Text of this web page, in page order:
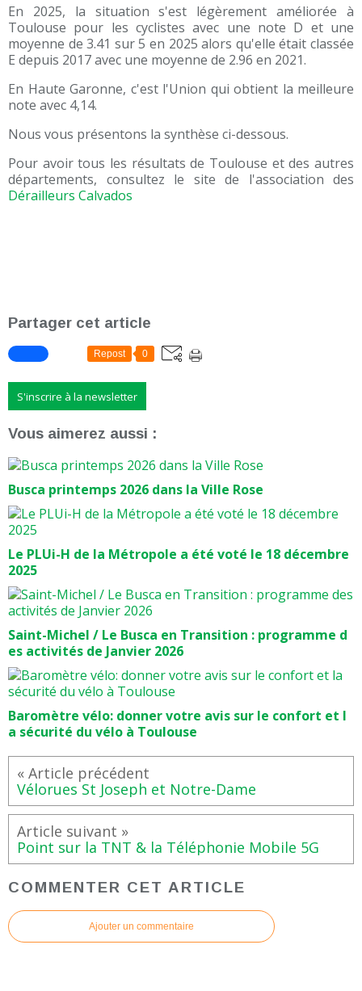
En 2025, la situation s'est légèrement améliorée à
Toulouse pour les cyclistes avec une note D et une
moyenne de 3.41 sur 5 en 2025 alors qu'elle était classée
E depuis 2017 avec une moyenne de 2.96 en 2021.
En Haute Garonne, c'est l'Union qui obtient la meilleure
note avec 4,14.
Nous vous présentons la synthèse ci-dessous.
Pour avoir tous les résultats de Toulouse et des autres
départements, consultez le site de l'association des
Dérailleurs Calvados
Partager cet article
Repost 0
S'inscrire à la newsletter
Vous aimerez aussi :
Busca printemps 2026 dans la Ville Rose
Le PLUi-H de la Métropole a été voté le 18 décembre
2025
Saint-Michel / Le Busca en Transition : programme d
es activités de Janvier 2026
Baromètre vélo: donner votre avis sur le confort et l
a sécurité du vélo à Toulouse
Vélorues St Joseph et Notre-Dame
Point sur la TNT & la Téléphonie Mobile 5G
COMMENTER CET ARTICLE
Ajouter un commentaire